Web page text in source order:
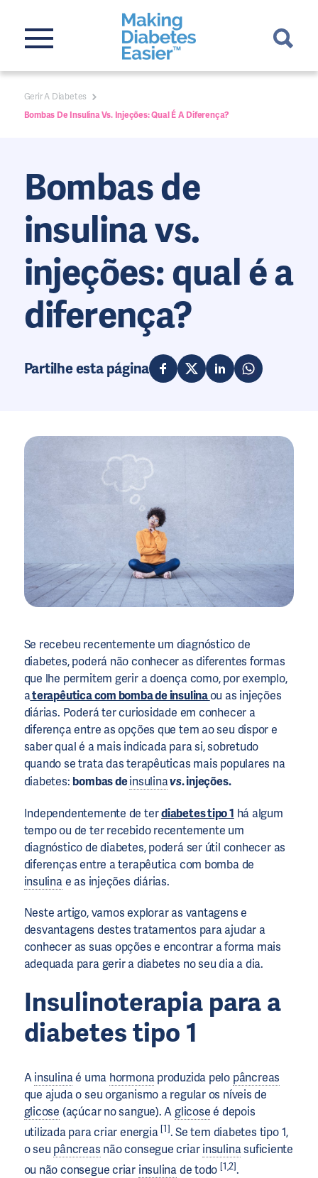
Gerir A Diabetes
Bombas De Insulina Vs. Injeções: Qual É A Diferença?
Bombas de
insulina vs.
injeções: qual é a
diferença?
Partilhe esta página
Se recebeu recentemente um diagnóstico de
diabetes, poderá não conhecer as diferentes formas
que lhe permitem gerir a doença como, por exemplo,
aterapêutica com bomba de insulinaou as injeções
diárias. Poderá ter curiosidade em conhecer a
diferença entre as opções que tem ao seu dispor e
saber qual é a mais indicada para si, sobretudo
quando se trata das terapêuticas mais populares na
diabetes: bombas deinsulinavs. injeções.
Independentemente de terdiabetes tipo 1 há algum
tempo ou de ter recebido recentemente um
diagnóstico de diabetes, poderá ser útil conhecer as
diferenças entre a terapêutica com bomba de
insulinae as injeções diárias.
Neste artigo, vamos explorar as vantagens e
desvantagens destes tratamentos para ajudar a
conhecer as suas opções e encontrar a forma mais
adequada para gerir a diabetes no seu dia a dia.
Insulinoterapia para a
diabetes tipo 1
Ainsulinaé uma hormona produzida pelo pâncreas
que ajuda o seu organismo a regular os níveis de
glicose (açúcar no sangue). Aglicose é depois
utilizada para criar energia[1]. Se tem diabetes tipo 1,
o seu pâncreas não consegue criarinsulinasuficiente
ou não consegue criar insulinade todo[1,2].